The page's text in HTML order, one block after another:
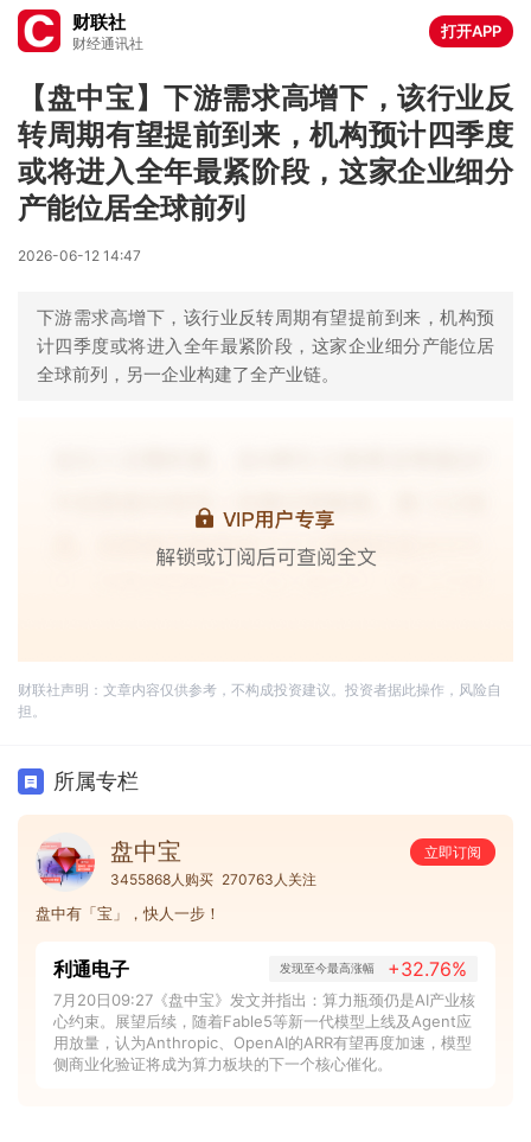
财联社
财经通讯社
打开APP
【盘中宝】下游需求高增下，该行业反
转周期有望提前到来，机构预计四季度
或将进入全年最紧阶段，这家企业细分
产能位居全球前列
2026-06-12 14:47
下游需求高增下，该行业反转周期有望提前到来，机构预
计四季度或将进入全年最紧阶段，这家企业细分产能位居
全球前列，另一企业构建了全产业链。
财联社声明：文章内容仅供参考，不构成投资建议。投资者据此操作，风险自
担。
所属专栏
盘中宝
立即订阅
3455868人购买 270763人关注
盘中有「宝」，快人一步！
利通电子 发现至今最高涨幅 +32.76%
7月20日09:27《盘中宝》发文并指出：算力瓶颈仍是AI产业核
心约束。展望后续，随着Fable5等新一代模型上线及Agent应
用放量，认为Anthropic、OpenAI的ARR有望再度加速，模型
侧商业化验证将成为算力板块的下一个核心催化。